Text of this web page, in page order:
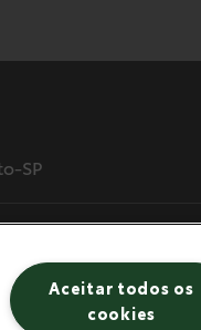
SP
Aceitar todos os
cookies